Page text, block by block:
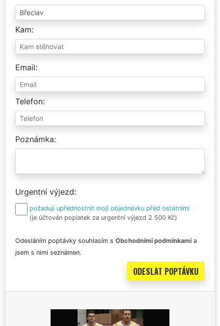
Kam
Email
Telefon
Poznámka
Urgentní výjezd
požaduji upřednostnit moji objednávku před ostatními
(je účtován poplatek za urgentní výjezd 2 500 Kč)
Odesláním poptávky souhlasím s Obchodními podmínkami a
jsem s nimi seznámen.